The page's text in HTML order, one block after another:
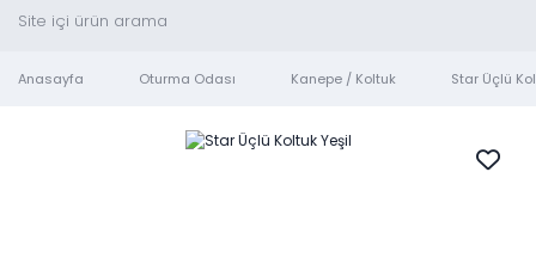
Anasayfa Oturma Odası Kanepe / Koltuk Star Üçlü